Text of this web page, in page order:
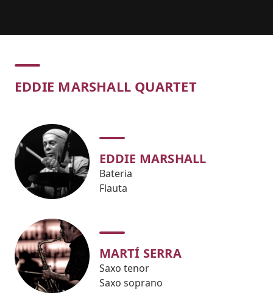
Concert
EDDIE MARSHALL QUARTET
EDDIE MARSHALL
Bateria
Flauta
MARTÍ SERRA
Saxo tenor
Saxo soprano